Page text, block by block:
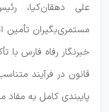
علی دهقان‌کیا،
مستمری‌بگیران تأمین
خبرنگار رفاه فارس با
قانون در فرآیند
پایبندی کامل به